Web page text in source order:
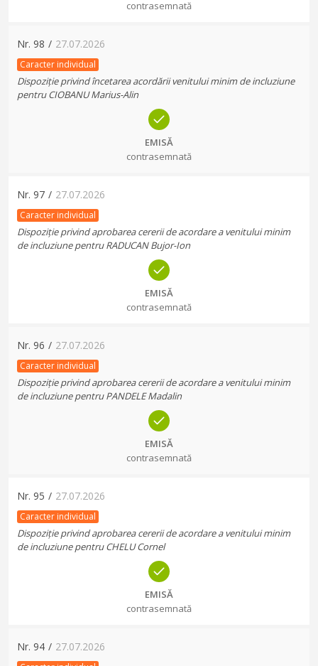
contrasemnată
Nr. 98 / 27.07.2026
Caracter individual
Dispoziție privind încetarea acordării venitului minim de incluziune
pentru CIOBANU Marius-Alin
EMISĂ
contrasemnată
Nr. 97 / 27.07.2026
Caracter individual
Dispoziție privind aprobarea cererii de acordare a venitului minim
de incluziune pentru RADUCAN Bujor-Ion
EMISĂ
contrasemnată
Nr. 96 / 27.07.2026
Caracter individual
Dispoziție privind aprobarea cererii de acordare a venitului minim
de incluziune pentru PANDELE Madalin
EMISĂ
contrasemnată
Nr. 95 / 27.07.2026
Caracter individual
Dispoziție privind aprobarea cererii de acordare a venitului minim
de incluziune pentru CHELU Cornel
EMISĂ
contrasemnată
Nr. 94 / 27.07.2026